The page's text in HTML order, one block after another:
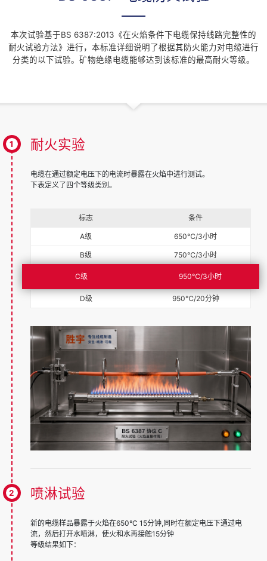
本次试验基于BS 6387:2013《在火焰条件下电缆保持线路完整性的
耐火试验方法》进行，本标准详细说明了根据其防火能力对电缆进行
分类的以下试验。矿物绝缘电缆能够达到该标准的最高耐火等级。
耐火实验
电缆在通过额定电压下的电流时暴露在火焰中进行测试。
下表定义了四个等级类别。
标志 条件
A级 650℃/3小时
B级 750℃/3小时
C级 950℃/3小时
D级 950℃/20分钟
喷淋试验
新的电缆样品暴露于火焰在650°C 15分钟,同时在额定电压下通过电
流，然后打开水喷淋，使火和水再接触15分钟
等级结果如下：